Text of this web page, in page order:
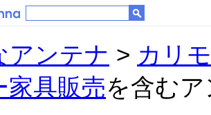
アンテナ > カリ
家具販売を含む